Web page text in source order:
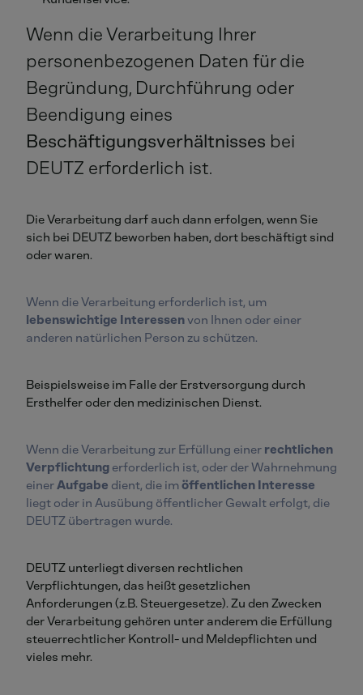
Wenn die Verarbeitung Ihrer
personenbezogenen Daten für die
Begründung, Durchführung oder
Beendigung eines
Beschäftigungsverhältnisses bei
DEUTZ erforderlich ist.
Die Verarbeitung darf auch dann erfolgen, wenn Sie
sich bei DEUTZ beworben haben, dort beschäftigt sind
oder waren.
Wenn die Verarbeitung erforderlich ist, um
lebenswichtige Interessenvon Ihnen oder einer
anderen natürlichen Person zu schützen.
Beispielsweise im Falle der Erstversorgung durch
Ersthelfer oder den medizinischen Dienst.
Wenn die Verarbeitung zur Erfüllung einer rechtlichen
Verpflichtung erforderlich ist, oder der Wahrnehmung
einerAufgabe dient, die imöffentlichen Interesse
liegt oder in Ausübung öffentlicher Gewalt erfolgt, die
DEUTZ übertragen wurde.
DEUTZ unterliegt diversen rechtlichen
Verpflichtungen, das heißt gesetzlichen
Anforderungen (z.B. Steuergesetze). Zu den Zwecken
der Verarbeitung gehören unter anderem die Erfüllung
steuerrechtlicher Kontroll- und Meldepflichten und
vieles mehr.